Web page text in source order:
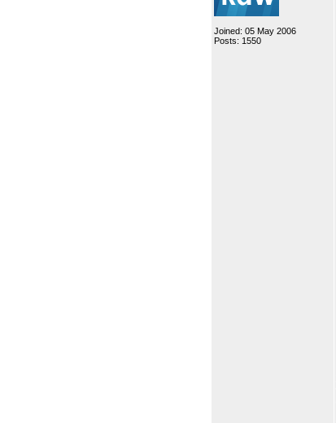
Joined: 05 May 2006
Posts: 1550